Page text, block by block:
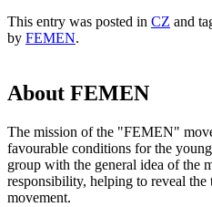
This entry was posted in CZ and
by FEMEN.
About FEMEN
The mission of the "FEMEN"
favourable conditions for the
group with the general idea of the
responsibility, helping to reveal the
movement.